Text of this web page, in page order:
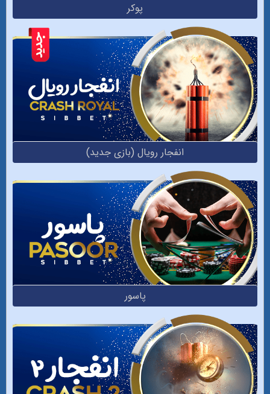
پوکر
انفجار‌ رویال (بازی جدید)
پاسور